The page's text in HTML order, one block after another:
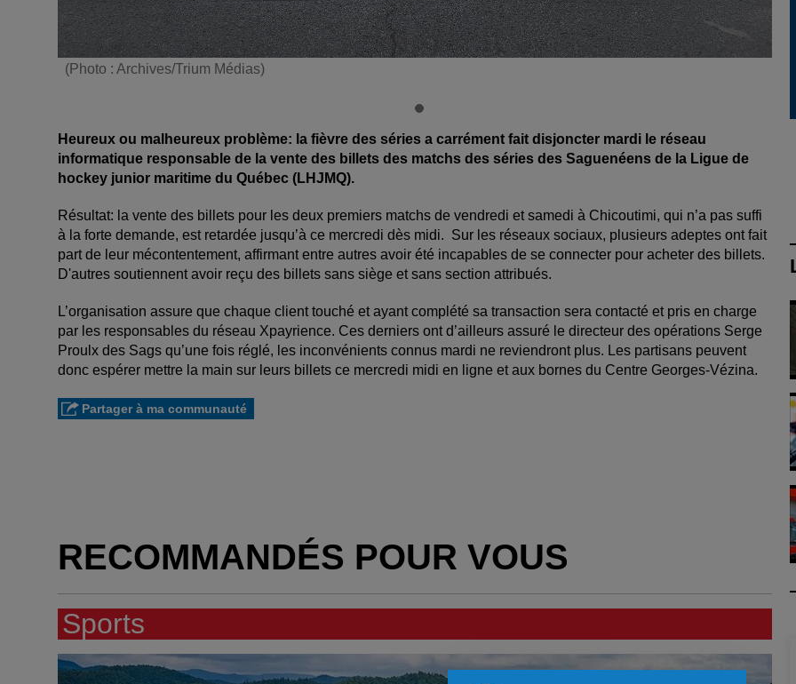
(Photo : Archives/Trium Médias)
Heureux ou malheureux problème: la fièvre des séries a carrément fait disjoncter mardi le réseau
informatique responsable de la vente des billets des matchs des séries des Saguenéens de la Ligue de
hockey junior maritime du Québec (LHJMQ).
Résultat: la vente des billets pour les deux premiers matchs de vendredi et samedi à Chicoutimi, qui n’a pas suffi
à la forte demande, est retardée jusqu’à ce mercredi dès midi. Sur les réseaux sociaux, plusieurs adeptes ont fait
part de leur mécontentement, affirmant entre autres avoir été incapables de se connecter pour acheter des billets.
D'autres soutiennent avoir reçu des billets sans siège et sans section attribués.
L’organisation assure que chaque client touché et ayant complété sa transaction sera contacté et pris en charge
par les responsables du réseau Xpayrience. Ces derniers ont d’ailleurs assuré le directeur des opérations Serge
Proulx des Sags qu’une fois réglé, les inconvénients connus mardi ne reviendront plus. Les partisans peuvent
donc espérer mettre la main sur leurs billets ce mercredi midi en ligne et aux bornes du Centre Georges‑Vézina.
Partager à ma communauté
RECOMMANDÉS POUR VOUS
Sports